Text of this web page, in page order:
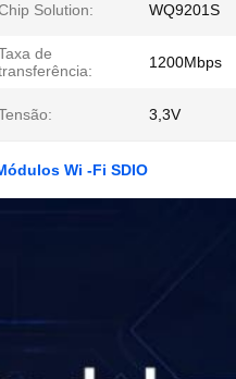
Solution: WQ9201S
de
1200Mbps
3,3V
Wi -Fi SDIO